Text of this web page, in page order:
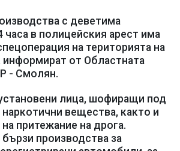
с деветима
часа в полицейския арест има
на територията на
от Областната
- Смолян.
лица, шофиращи под
вещества, както и
притежание на дрога.
бързи производства за